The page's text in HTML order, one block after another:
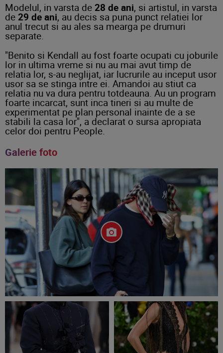
Modelul, in varsta de 28 de ani, si artistul, in varsta
de 29 de ani, au decis sa puna punct relatiei lor
anul trecut si au ales sa mearga pe drumuri
separate.
"Benito si Kendall au fost foarte ocupati cu joburile
lor in ultima vreme si nu au mai avut timp de
relatia lor, s-au neglijat, iar lucrurile au inceput usor
usor sa se stinga intre ei. Amandoi au stiut ca
relatia nu va dura pentru totdeauna. Au un program
foarte incarcat, sunt inca tineri si au multe de
experimentat pe plan personal inainte de a se
stabili la casa lor", a declarat o sursa apropiata
celor doi pentru People.
Galerie foto